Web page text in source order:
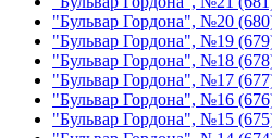
"Бульвар Гордона", №20
"Бульвар Гордона", №19
"Бульвар Гордона", №18
"Бульвар Гордона", №17
"Бульвар Гордона", №16
"Бульвар Гордона", №15